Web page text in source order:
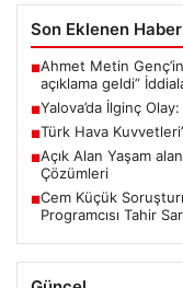
Son Eklenen
■Ahmet Metin
açıklama geldi”
■Yalova’da İlginç
■Türk Hava
■Açık Alan Yaşam
Çözümleri
■Cem Küçük
Programcısı Tahir